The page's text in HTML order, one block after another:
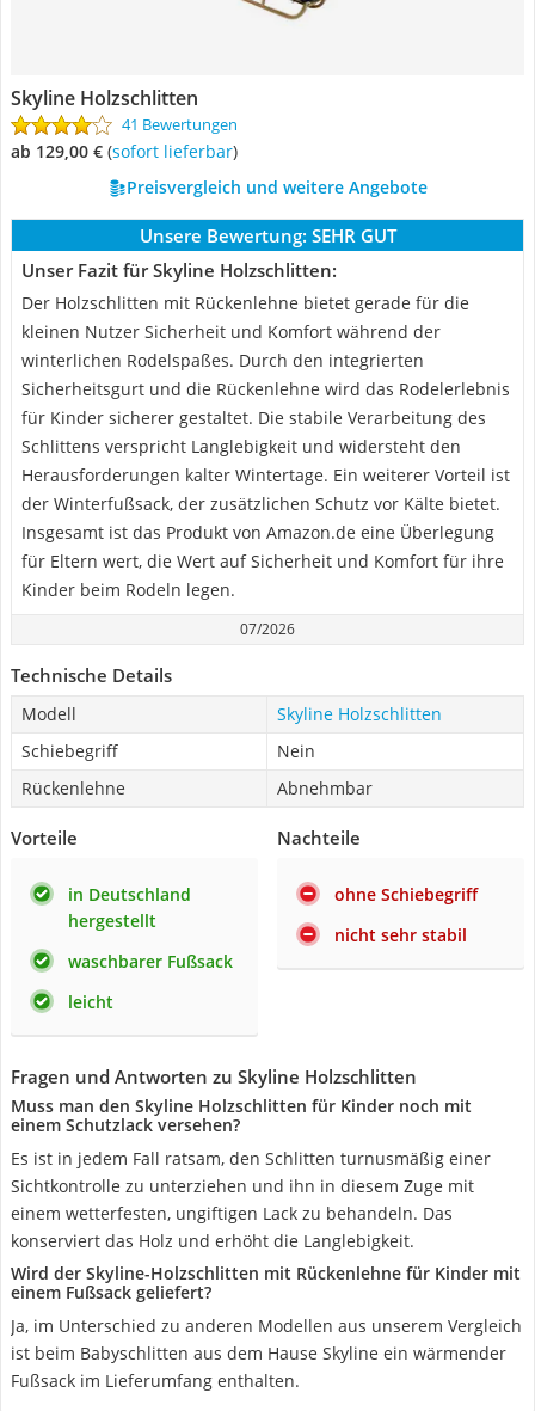
Skyline Holzschlitten
41 Bewertungen
ab 129,00 € ( Sofort lieferbar)
Preisvergleich und weitere Angebote
Unsere Bewertung: SEHR GUT
Unser Fazit für Skyline Holzschlitten:
Der Holzschlitten mit Rückenlehne bietet gerade für die
kleinen Nutzer Sicherheit und Komfort während der
winterlichen Rodelspaßes. Durch den integrierten
Sicherheitsgurt und die Rückenlehne wird das Rodelerlebnis
für Kinder sicherer gestaltet. Die stabile Verarbeitung des
Schlittens verspricht Langlebigkeit und widersteht den
Herausforderungen kalter Wintertage. Ein weiterer Vorteil ist
der Winterfußsack, der zusätzlichen Schutz vor Kälte bietet.
Insgesamt ist das Produkt von Amazon.de eine Überlegung
für Eltern wert, die Wert auf Sicherheit und Komfort für ihre
Kinder beim Rodeln legen.
07/2026
Technische Details
Modell
Skyline Holzschlitten
Schiebegriff
Nein
Rückenlehne
Abnehmbar
Vorteile
in Deutschland
hergestellt
waschbarer Fußsack
leicht
Nachteile
ohne Schiebegriff
nicht sehr stabil
Fragen und Antworten zu Skyline Holzschlitten
Muss man den Skyline Holzschlitten für Kinder noch mit
einem Schutzlack versehen?
Es ist in jedem Fall ratsam, den Schlitten turnusmäßig einer
Sichtkontrolle zu unterziehen und ihn in diesem Zuge mit
einem wetterfesten, ungiftigen Lack zu behandeln. Das
konserviert das Holz und erhöht die Langlebigkeit.
Wird der Skyline-Holzschlitten mit Rückenlehne für Kinder mit
einem Fußsack geliefert?
Ja, im Unterschied zu anderen Modellen aus unserem Vergleich
ist beim Babyschlitten aus dem Hause Skyline ein wärmender
Fußsack im Lieferumfang enthalten.